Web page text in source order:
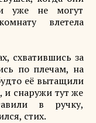
уже не могут
влетела
схватившись за
по плечам, на
её вытащили
и снаружи тут же
в ручку,
стих.